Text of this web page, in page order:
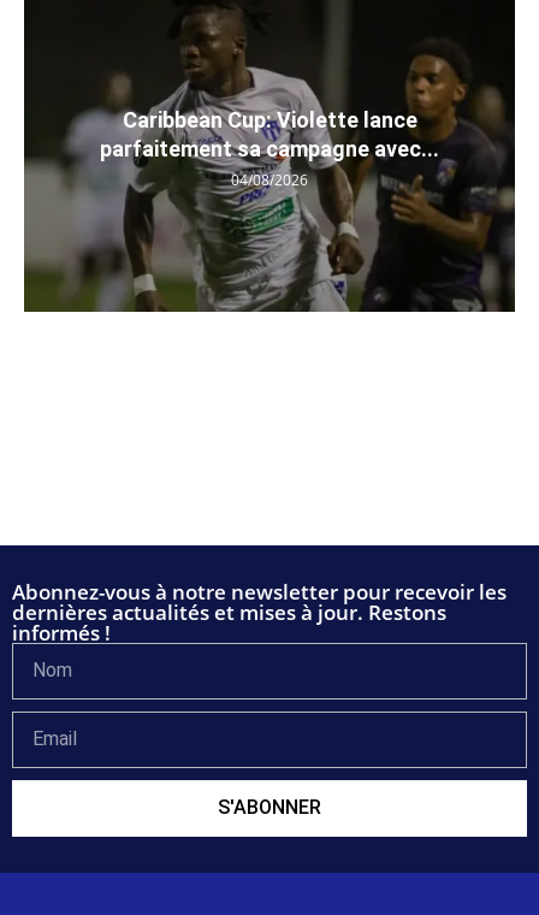
Caribbean Cup: Violette lance
parfaitement sa campagne avec...
04/08/2026
Abonnez-vous à notre newsletter pour recevoir les
dernières actualités et mises à jour. Restons
informés !
S'ABONNER